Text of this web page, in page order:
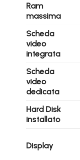
Ram
massima
Scheda
video
integrata
Scheda
video
dedicata
Hard Disk
installato
Display